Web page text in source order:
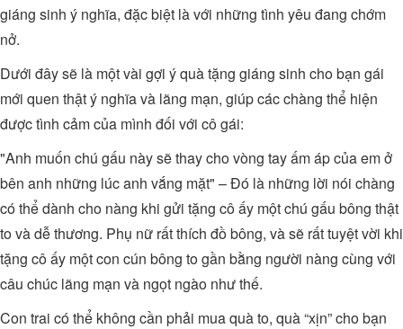
giáng sinh ý nghĩa, đặc biệt là với những tình yêu đang chớm
nở.
Dưới đây sẽ là một vài gợi ý quà tặng giáng sinh cho bạn gái
mới quen thật ý nghĩa và lãng mạn, giúp các chàng thể hiện
được tình cảm của mình đối với cô gái:
"Anh muốn chú gấu này sẽ thay cho vòng tay ấm áp của em ở
bên anh những lúc anh vắng mặt" – Đó là những lời nói chàng
có thể dành cho nàng khi gửi tặng cô ấy một chú gấu bông thật
to và dễ thương. Phụ nữ rất thích đồ bông, và sẽ rất tuyệt vời khi
tặng cô ấy một con cún bông to gần bằng người nàng cùng với
câu chúc lãng mạn và ngọt ngào như thế.
Con trai có thể không cần phải mua quà to, quà “xịn” cho bạn